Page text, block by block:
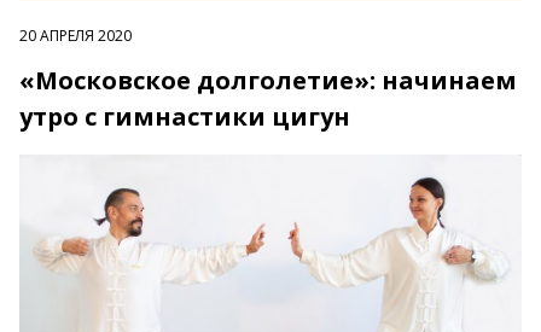
20 АПРЕЛЯ 2020
«Московское долголетие»: начинаем
утро с гимнастики цигун